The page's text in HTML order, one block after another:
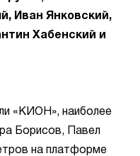
Иван Янковский,
Хабенский и
«КИОН», наиболее
Борисов, Павел
на платформе